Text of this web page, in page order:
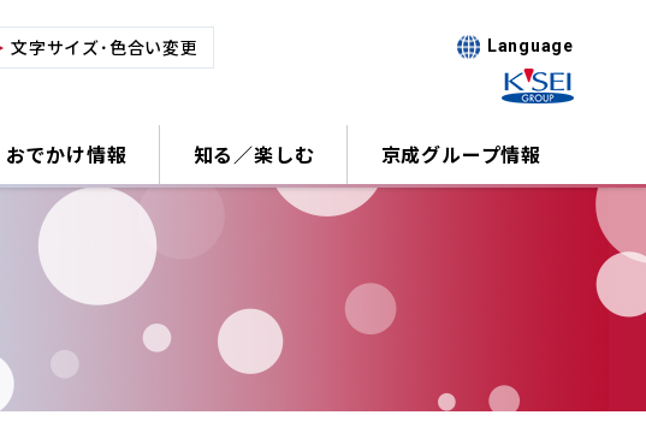
文字サイズ･色合い変更 Language
おでかけ情報 知る／楽しむ 京成グループ情報